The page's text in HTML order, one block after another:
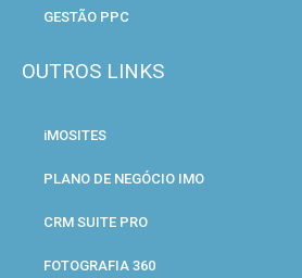
GESTÃO PPC
OUTROS LINKS
iMOSITES
PLANO DE NEGÓCIO IMO
CRM SUITE PRO
FOTOGRAFIA 360